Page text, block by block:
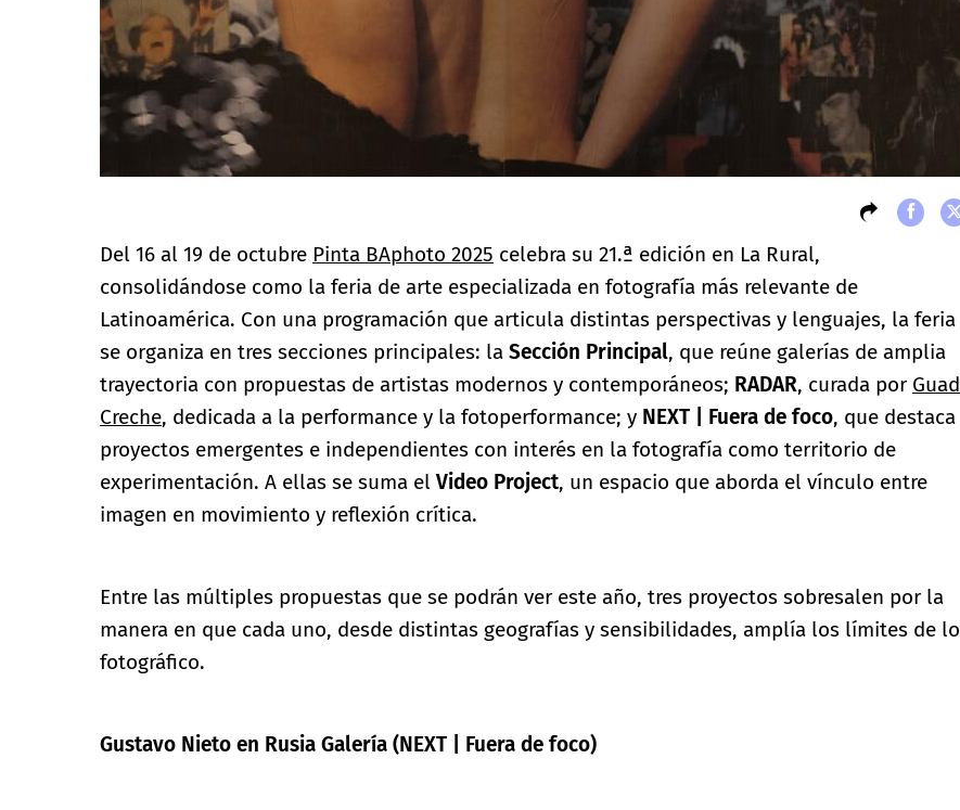
Del 16 al 19 de octubre Pinta BAphoto 2025 celebra su 21.ª edición en La Rural,
consolidándose como la feria de arte especializada en fotografía más relevante de
Latinoamérica. Con una programación que articula distintas perspectivas y lenguajes, la feria
se organiza en tres secciones principales: la Sección Principal, que reúne galerías de amplia
trayectoria con propuestas de artistas modernos y contemporáneos; RADAR, curada por Guad
Creche, dedicada a la performance y la fotoperformance; y NEXT | Fuera de foco, que destaca
proyectos emergentes e independientes con interés en la fotografía como territorio de
experimentación. A ellas se suma el Video Project, un espacio que aborda el vínculo entre
imagen en movimiento y reflexión crítica.
Entre las múltiples propuestas que se podrán ver este año, tres proyectos sobresalen por la
manera en que cada uno, desde distintas geografías y sensibilidades, amplía los límites de lo
fotográfico.
Gustavo Nieto en Rusia Galería (NEXT | Fuera de foco)